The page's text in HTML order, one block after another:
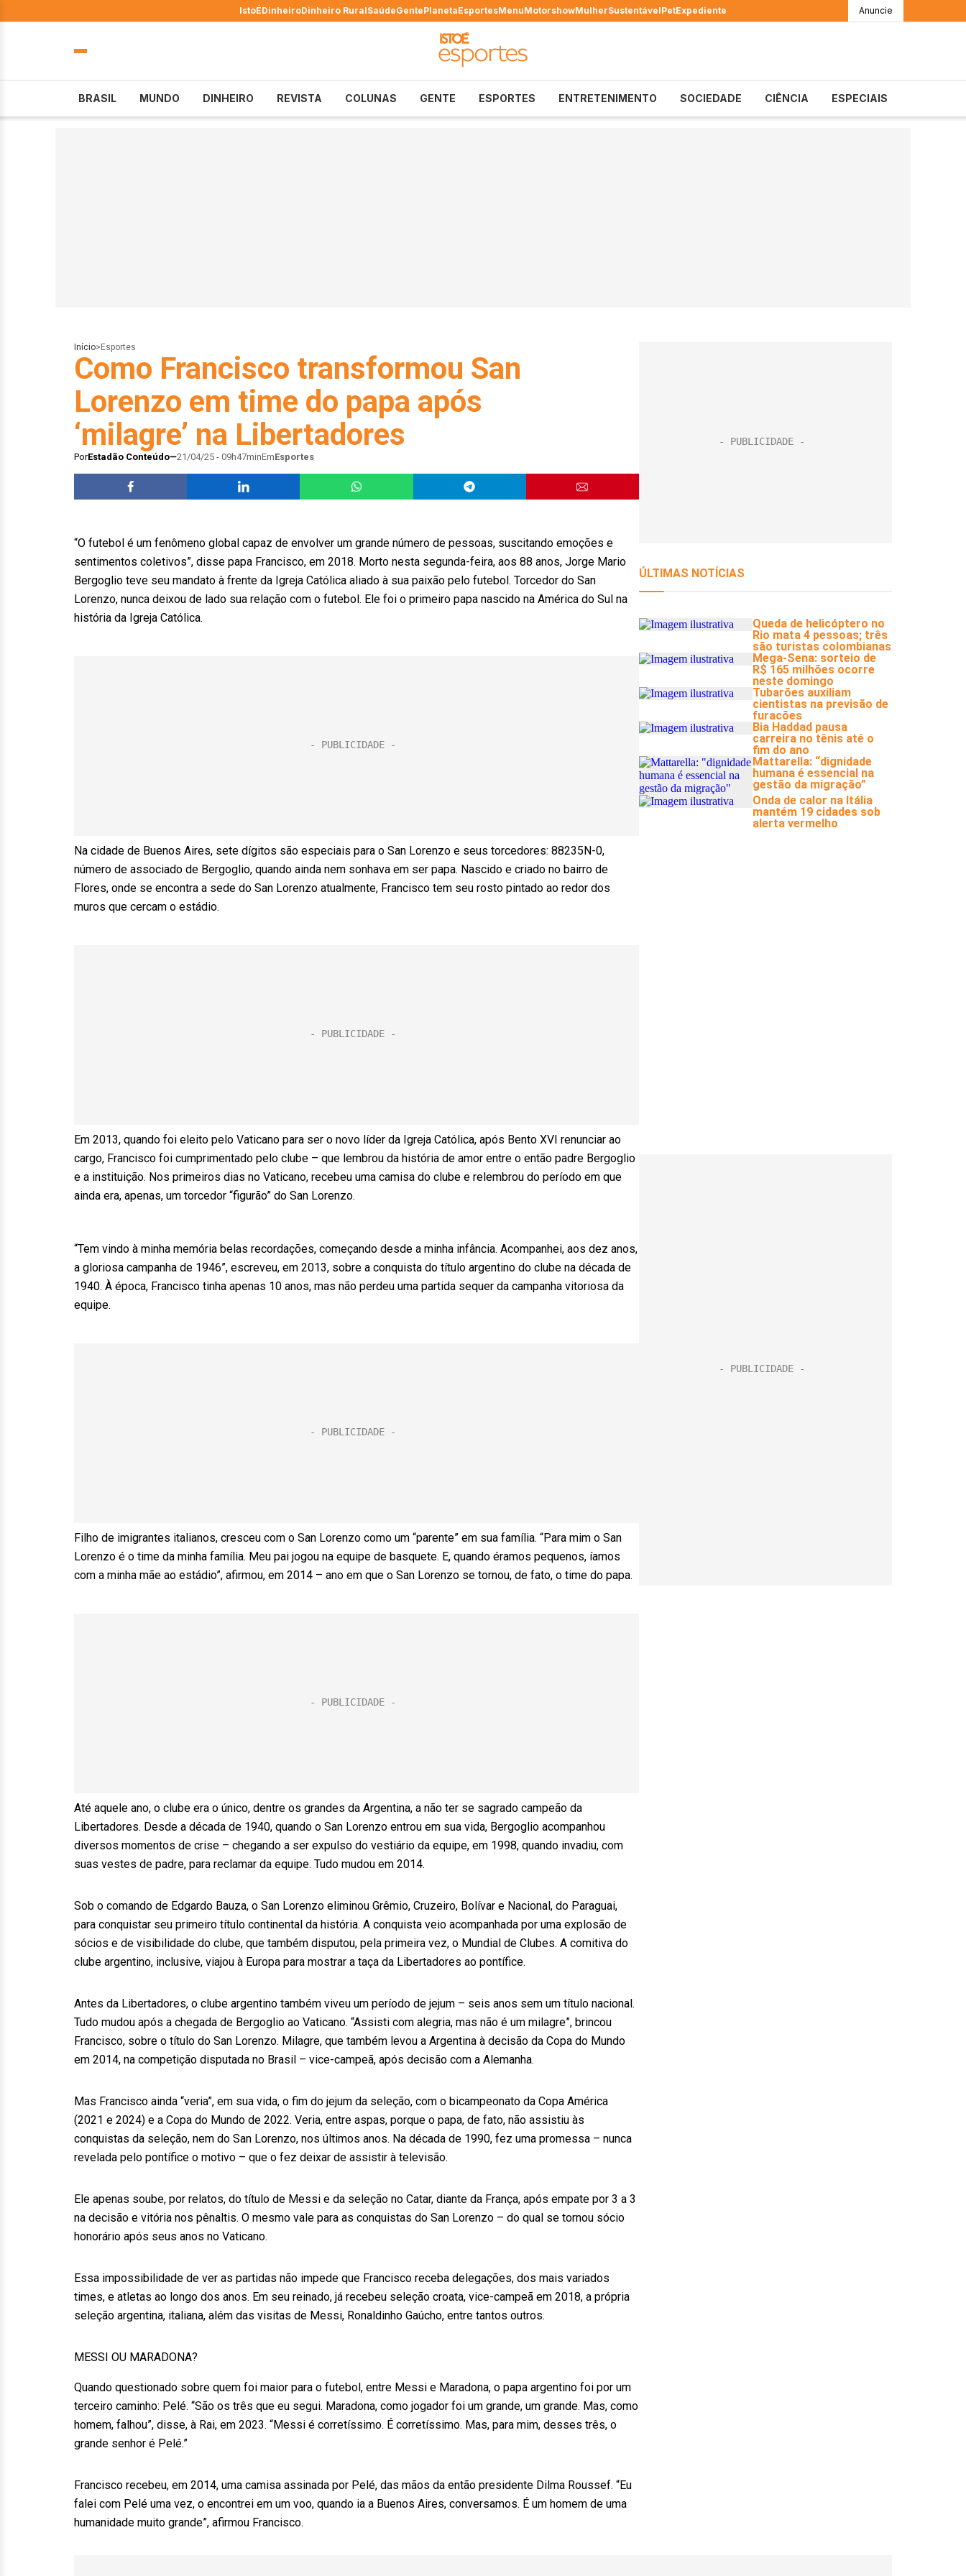
IstoÉDinheiroDinheiro RuralSaúdeGentePlanetaEsportesMenuMotorshowMulherSustentávelPetExpediente Anuncie
BRASIL MUNDO DINHEIRO REVISTA COLUNAS GENTE ESPORTES ENTRETENIMENTO SOCIEDADE CIÊNCIA ESPECIAIS
Início> Esportes
Como Francisco transformou San
Lorenzo em time do papa após
‘milagre’ na Libertadores
PorEstadão Conteúdo 21/04/25 - 09h47minEmEsportes
“O futebol é um fenômeno global capaz de envolver um grande número de pessoas, suscitando emoções e
sentimentos coletivos”, disse papa Francisco, em 2018. Morto nesta segunda-feira, aos 88 anos, Jorge Mario
Bergoglio teve seu mandato à frente da Igreja Católica aliado à sua paixão pelo futebol. Torcedor do San
Lorenzo, nunca deixou de lado sua relação com o futebol. Ele foi o primeiro papa nascido na América do Sul na
história da Igreja Católica.
Na cidade de Buenos Aires, sete dígitos são especiais para o San Lorenzo e seus torcedores: 88235N-0,
número de associado de Bergoglio, quando ainda nem sonhava em ser papa. Nascido e criado no bairro de
Flores, onde se encontra a sede do San Lorenzo atualmente, Francisco tem seu rosto pintado ao redor dos
muros que cercam o estádio.
Em 2013, quando foi eleito pelo Vaticano para ser o novo líder da Igreja Católica, após Bento XVI renunciar ao
cargo, Francisco foi cumprimentado pelo clube – que lembrou da história de amor entre o então padre Bergoglio
e a instituição. Nos primeiros dias no Vaticano, recebeu uma camisa do clube e relembrou do período em que
ainda era, apenas, um torcedor “figurão” do San Lorenzo.
“Tem vindo à minha memória belas recordações, começando desde a minha infância. Acompanhei, aos dez anos,
a gloriosa campanha de 1946”, escreveu, em 2013, sobre a conquista do título argentino do clube na década de
1940. À época, Francisco tinha apenas 10 anos, mas não perdeu uma partida sequer da campanha vitoriosa da
equipe.
Filho de imigrantes italianos, cresceu com o San Lorenzo como um “parente” em sua família. “Para mim o San
Lorenzo é o time da minha família. Meu pai jogou na equipe de basquete. E, quando éramos pequenos, íamos
com a minha mãe ao estádio”, afirmou, em 2014 – ano em que o San Lorenzo se tornou, de fato, o time do papa.
Até aquele ano, o clube era o único, dentre os grandes da Argentina, a não ter se sagrado campeão da
Libertadores. Desde a década de 1940, quando o San Lorenzo entrou em sua vida, Bergoglio acompanhou
diversos momentos de crise – chegando a ser expulso do vestiário da equipe, em 1998, quando invadiu, com
suas vestes de padre, para reclamar da equipe. Tudo mudou em 2014.
Sob o comando de Edgardo Bauza, o San Lorenzo eliminou Grêmio, Cruzeiro, Bolívar e Nacional, do Paraguai,
para conquistar seu primeiro título continental da história. A conquista veio acompanhada por uma explosão de
sócios e de visibilidade do clube, que também disputou, pela primeira vez, o Mundial de Clubes. A comitiva do
clube argentino, inclusive, viajou à Europa para mostrar a taça da Libertadores ao pontífice.
Antes da Libertadores, o clube argentino também viveu um período de jejum – seis anos sem um título nacional.
Tudo mudou após a chegada de Bergoglio ao Vaticano. “Assisti com alegria, mas não é um milagre”, brincou
Francisco, sobre o título do San Lorenzo. Milagre, que também levou a Argentina à decisão da Copa do Mundo
em 2014, na competição disputada no Brasil – vice-campeã, após decisão com a Alemanha.
Mas Francisco ainda “veria”, em sua vida, o fim do jejum da seleção, com o bicampeonato da Copa América
(2021 e 2024) e a Copa do Mundo de 2022. Veria, entre aspas, porque o papa, de fato, não assistiu às
conquistas da seleção, nem do San Lorenzo, nos últimos anos. Na década de 1990, fez uma promessa – nunca
revelada pelo pontífice o motivo – que o fez deixar de assistir à televisão.
Ele apenas soube, por relatos, do título de Messi e da seleção no Catar, diante da França, após empate por 3 a 3
na decisão e vitória nos pênaltis. O mesmo vale para as conquistas do San Lorenzo – do qual se tornou sócio
honorário após seus anos no Vaticano.
Essa impossibilidade de ver as partidas não impede que Francisco receba delegações, dos mais variados
times, e atletas ao longo dos anos. Em seu reinado, já recebeu seleção croata, vice-campeã em 2018, a própria
seleção argentina, italiana, além das visitas de Messi, Ronaldinho Gaúcho, entre tantos outros.
MESSI OU MARADONA?
Quando questionado sobre quem foi maior para o futebol, entre Messi e Maradona, o papa argentino foi por um
terceiro caminho: Pelé. “São os três que eu segui. Maradona, como jogador foi um grande, um grande. Mas, como
homem, falhou”, disse, à Rai, em 2023. “Messi é corretíssimo. É corretíssimo. Mas, para mim, desses três, o
grande senhor é Pelé.”
Francisco recebeu, em 2014, uma camisa assinada por Pelé, das mãos da então presidente Dilma Roussef. “Eu
falei com Pelé uma vez, o encontrei em um voo, quando ia a Buenos Aires, conversamos. É um homem de uma
humanidade muito grande”, afirmou Francisco.